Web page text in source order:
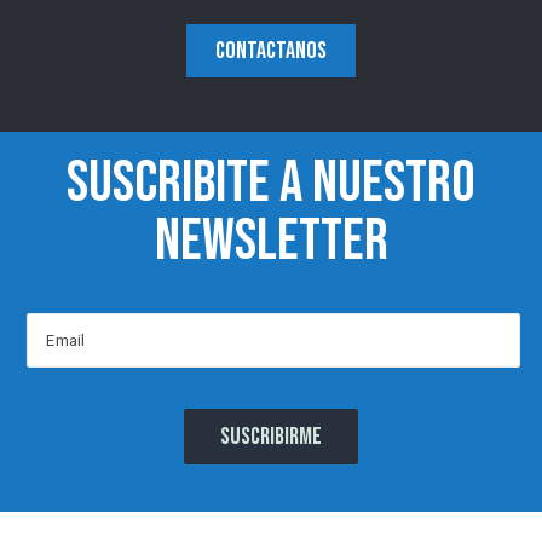
CONTACTANOS
SUSCRIBITE A NUESTRO
NEWSLETTER